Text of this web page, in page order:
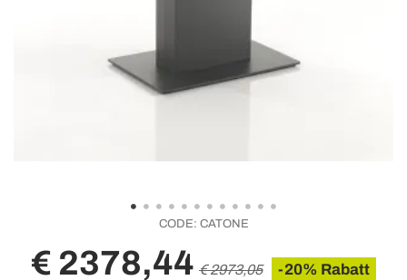
CODE: CATONE
€ 2378,44 € 2973,05 -20% Rabatt